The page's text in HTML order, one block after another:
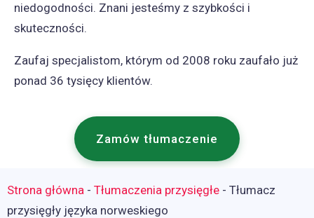
niedogodności. Znani jesteśmy z szybkości i
skuteczności.
Zaufaj specjalistom, którym od 2008 roku zaufało już
ponad 36 tysięcy klientów.
Zamów tłumaczenie
Strona główna - Tłumaczenia przysięgłe - Tłumacz
przysięgły języka norweskiego